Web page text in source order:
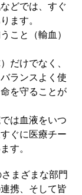
どでは、すぐ
ます。
こと（輸血）
だけでなく、
ランスよく使
を守ることが
は血液をいつ
ぐに医療チー
す。
まざまな部門
携、そして皆